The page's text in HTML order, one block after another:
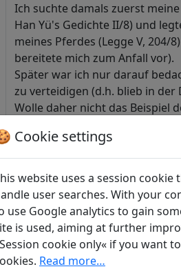
Ich suchte damals zuerst
Han Yü's Gedichte II/8) und
meines Pferdes (Legge V, 204/
bereitete mich zum Anfall vor).
Später war ich nur darauf
zu verteidigen (d.h. blieb in der
Wolle daher nicht das Beispiel
No. 1825, Pétillon, All. litt. pg.
liess (d.h. Du brauchst mich
Nach meiner kürzlichen
Verbannung (in Chiang-ling)
Treibens (des poetischen
geworden.
Wiederholt habe ich von Dir
erhalten, worin Du mir
Cookie settings
website uses a session
user searches. With your
use Google analytics to gain
is used, aiming at further
cookie only« if you want
Read more…